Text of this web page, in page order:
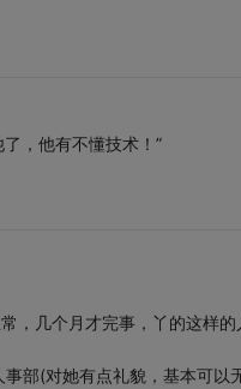
，他有不懂技术！”
，几个月才完事，丫的这样的
部(对她有点礼貌，基本可以